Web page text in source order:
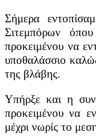
Σήμερα
Σιτεμπόρων
προκειμένου να
υποθαλάσσιο
της βλάβης.
Υπήρξε και η
προκειμένου να
μέχρι νωρίς το